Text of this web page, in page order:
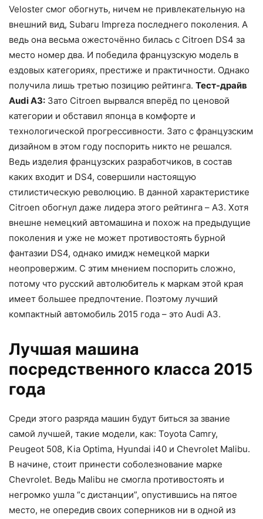
Veloster смог обогнуть, ничем не привлекательную на
внешний вид, Subaru Impreza последнего поколения. А
ведь она весьма ожесточённо билась с Citroen DS4 за
место номер два. И победила французскую модель в
ездовых категориях, престиже и практичности. Однако
получила лишь третью позицию рейтинга. Тест-драйв
Audi A3: Зато Citroen вырвался вперёд по ценовой
категории и обставил японца в комфорте и
технологической прогрессивности. Зато с французским
дизайном в этом году поспорить никто не решался.
Ведь изделия французских разработчиков, в состав
каких входит и DS4, совершили настоящую
стилистическую революцию. В данной характеристике
Citroen обогнул даже лидера этого рейтинга – A3. Хотя
внешне немецкий автомашина и похож на предыдущие
поколения и уже не может противостоять бурной
фантазии DS4, однако имидж немецкой марки
неопровержим. С этим мнением поспорить сложно,
потому что русский автолюбитель к маркам этой края
имеет большее предпочтение. Поэтому лучший
компактный автомобиль 2015 года – это Audi A3.
Лучшая машина
посредственного класса 2015
года
Среди этого разряда машин будут биться за звание
самой лучшей, такие модели, как: Toyota Camry,
Peugeot 508, Kia Optima, Hyundai i40 и Chevrolet Malibu.
В начине, стоит принести соболезнование марке
Chevrolet. Ведь Malibu не смогла противостоять и
негромко ушла “с дистанции”, опустившись на пятое
место, не опередив своих соперников ни в одной из